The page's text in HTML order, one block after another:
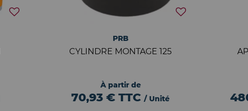
PRB
CYLINDRE MONTAGE 125
À partir de
70,93 €TTC / Unité